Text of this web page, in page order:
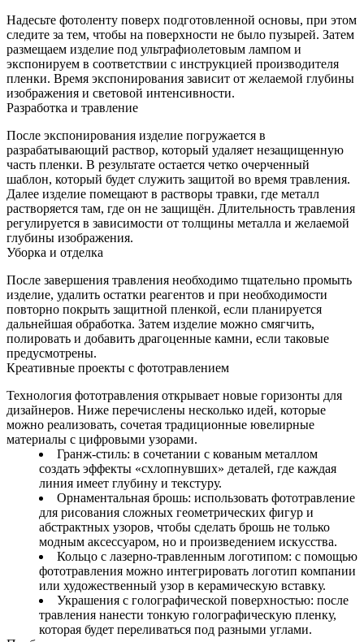
Надесьте фотоленту поверх подготовленной основы, при этом
следите за тем, чтобы на поверхности не было пузырей. Затем
размещаем изделие под ультрафиолетовым лампом и
экспонируем в соответствии с инструкцией производителя
пленки. Время экспонирования зависит от желаемой глубины
изображения и световой интенсивности.
Разработка и травление
После экспонирования изделие погружается в
разрабатывающий раствор, который удаляет незащищенную
часть пленки. В результате остается четко очерченный
шаблон, который будет служить защитой во время травления.
Далее изделие помещают в растворы травки, где металл
растворяется там, где он не защищён. Длительность травления
регулируется в зависимости от толщины металла и желаемой
глубины изображения.
Уборка и отделка
После завершения травления необходимо тщательно промыть
изделие, удалить остатки реагентов и при необходимости
повторно покрыть защитной пленкой, если планируется
дальнейшая обработка. Затем изделие можно смягчить,
полировать и добавить драгоценные камни, если таковые
предусмотрены.
Креативные проекты с фототравлением
Технология фототравления открывает новые горизонты для
дизайнеров. Ниже перечислены несколько идей, которые
можно реализовать, сочетая традиционные ювелирные
материалы с цифровыми узорами.
Гранж‑стиль: в сочетании с кованым металлом
создать эффекты «схлопнувших» деталей, где каждая
линия имеет глубину и текстуру.
Орнаментальная брошь: использовать фототравление
для рисования сложных геометрических фигур и
абстрактных узоров, чтобы сделать брошь не только
модным аксессуаром, но и произведением искусства.
Кольцо с лазерно-травленным логотипом: с помощью
фототравления можно интегрировать логотип компании
или художественный узор в керамическую вставку.
Украшения с голографической поверхностью: после
травления нанести тонкую голографическую пленку,
которая будет переливаться под разными углами.